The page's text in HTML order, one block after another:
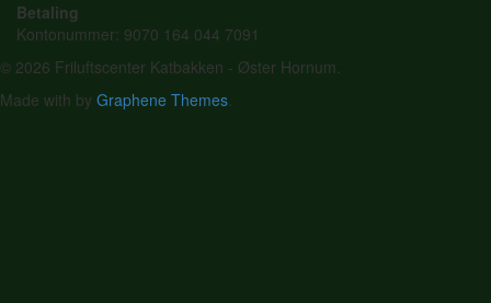
Betaling
Kontonummer: 9070 164 044 7091
© 2026 Friluftscenter Katbakken - Øster Hornum.
Made with by Graphene Themes.